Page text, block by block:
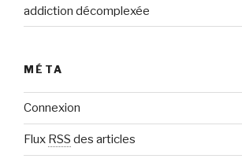
addiction décomplexée
MÉTA
Connexion
Flux RSS des articles